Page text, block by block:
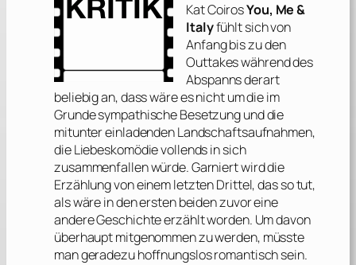
Kat CoirosYou, Me &
Italyfühlt sich von
Anfang bis zu den
Outtakes während des
Abspanns derart
beliebig an, dass wäre es nicht um die im
Grunde sympathische Besetzung und die
mitunter einladenden Landschaftsaufnahmen,
die Liebeskomödie vollends in sich
zusammenfallen würde. Garniert wird die
Erzählung von einem letzten Drittel, das so tut,
als wäre in den ersten beiden zuvor eine
andere Geschichte erzählt worden. Um davon
überhaupt mitgenommen zu werden, müsste
man geradezu hoffnungslos romantisch sein.